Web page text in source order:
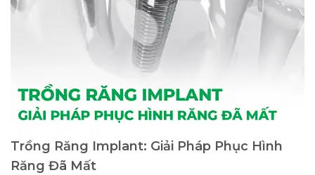
Trồng Răng Implant: Giải Pháp Phục Hình
Răng Đã Mất